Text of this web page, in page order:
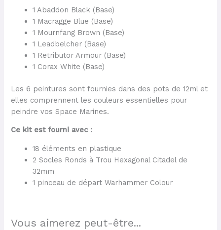
1 Abaddon Black (Base)
1 Macragge Blue (Base)
1 Mournfang Brown (Base)
1 Leadbelcher (Base)
1 Retributor Armour (Base)
1 Corax White (Base)
Les 6 peintures sont fournies dans des pots de 12ml et
elles comprennent les couleurs essentielles pour
peindre vos Space Marines.
Ce kit est fourni avec :
18 éléments en plastique
2 Socles Ronds à Trou Hexagonal Citadel de
32mm
1 pinceau de départ Warhammer Colour
Vous aimerez peut-être...